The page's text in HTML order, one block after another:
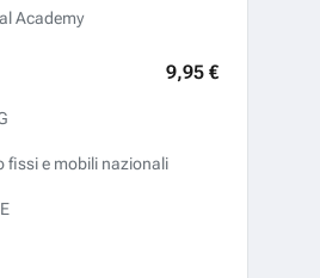
Academy
9,95 €
fissi e mobili nazionali